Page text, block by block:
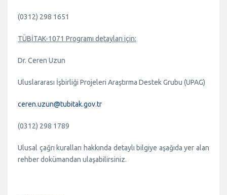
(0312) 298 1651
TÜBİTAK-1071 Programı detayları için:
Dr. Ceren Uzun
Uluslararası İşbirliği Projeleri Araştırma Destek Grubu (UPAG)
ceren.uzun@tubitak.gov.tr
(0312) 298 1789
Ulusal çağrı kuralları hakkında detaylı bilgiye aşağıda yer alan
rehber dokümandan ulaşabilirsiniz.